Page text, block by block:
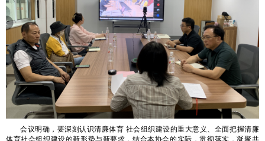
会议明确，要深刻认识清廉体育 社会组织建设的重大意义、全面把握清廉
体育社会组织建设的新形势与新要求，结合本协会的实际，贯彻落实，凝聚共